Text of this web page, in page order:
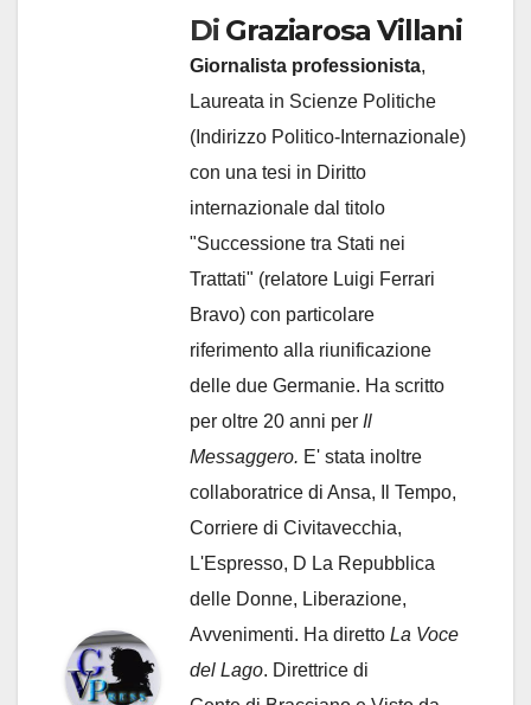
Di Graziarosa Villani
Giornalista professionista,
Laureata in Scienze Politiche
(Indirizzo Politico-Internazionale)
con una tesi in Diritto
internazionale dal titolo
"Successione tra Stati nei
Trattati" (relatore Luigi Ferrari
Bravo) con particolare
riferimento alla riunificazione
delle due Germanie. Ha scritto
per oltre 20 anni per Il
Messaggero. E' stata inoltre
collaboratrice di Ansa, Il Tempo,
Corriere di Civitavecchia,
L'Espresso, D La Repubblica
delle Donne, Liberazione,
Avvenimenti. Ha diretto La Voce
del Lago. Direttrice di